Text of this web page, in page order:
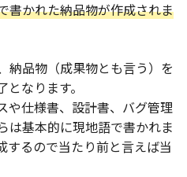
書かれた納品物が作成されま
納品物（成果物とも言う）を
なります。
や仕様書、設計書、バグ管理
は基本的に現地語で書かれま
するので当たり前と言えば当